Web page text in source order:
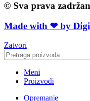
© Sva prava
Made with ❤ by
Zatvori
Meni
Proizvodi
Opremanje